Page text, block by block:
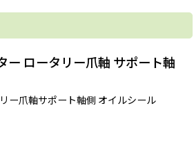
ー ロータリー爪軸 サポート軸
ー爪軸サポート軸側 オイルシール